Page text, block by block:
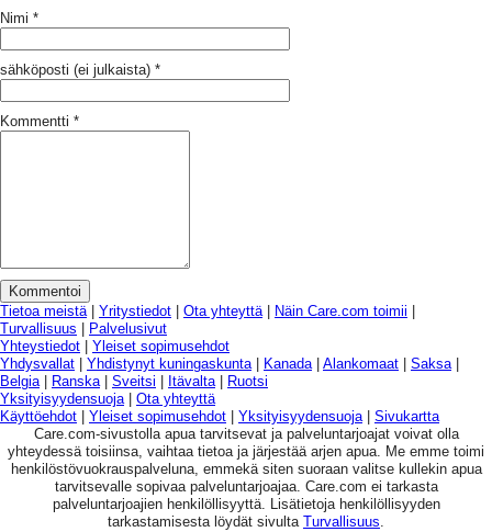
Nimi *
sähköposti (ei julkaista) *
Kommentti *
Tietoa meistä Yritystiedot Ota yhteyttä Näin Care.com toimii
Turvallisuus
Palvelusivut
Yhteystiedot
Yleiset sopimusehdot
Yhdysvallat
Yhdistynyt kuningaskunta Kanada Alankomaat Saksa
Belgia
Ranska Sveitsi Itävalta
Ruotsi
Yksityisyydensuoja
Ota yhteyttä
Käyttöehdot
Yleiset sopimusehdot Yksityisyydensuoja
Sivukartta
Care.com-sivustolla apua tarvitsevat ja palveluntarjoajat voivat olla
yhteydessä toisiinsa, vaihtaa tietoa ja järjestää arjen apua. Me emme toimi
henkilöstövuokrauspalveluna, emmekä siten suoraan valitse kullekin apua
tarvitsevalle sopivaa palveluntarjoajaa. Care.com ei tarkasta
palveluntarjoajien henkilöllisyyttä. Lisätietoja henkilöllisyyden
tarkastamisesta löydät sivulta Turvallisuus.